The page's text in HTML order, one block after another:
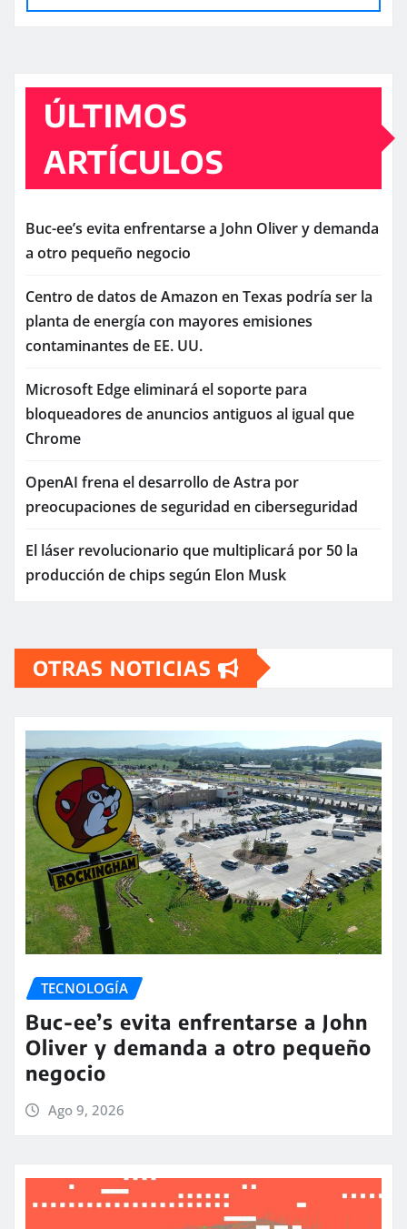
ÚLTIMOS
ARTÍCULOS
Buc-ee’s evita enfrentarse a John Oliver y demanda
a otro pequeño negocio
Centro de datos de Amazon en Texas podría ser la
planta de energía con mayores emisiones
contaminantes de EE. UU.
Microsoft Edge eliminará el soporte para
bloqueadores de anuncios antiguos al igual que
Chrome
OpenAI frena el desarrollo de Astra por
preocupaciones de seguridad en ciberseguridad
El láser revolucionario que multiplicará por 50 la
producción de chips según Elon Musk
OTRAS NOTICIAS
TECNOLOGÍA
Buc-ee’s evita enfrentarse a John
Oliver y demanda a otro pequeño
negocio
Ago 9, 2026